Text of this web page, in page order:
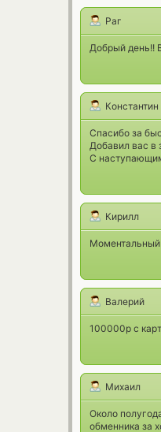
Раг
Добрый день!!
Константин
Спасибо за
Добавил вас в
С
Кирилл
Моментальный
Валерий
100000р с
Михаил
Около
обменника за